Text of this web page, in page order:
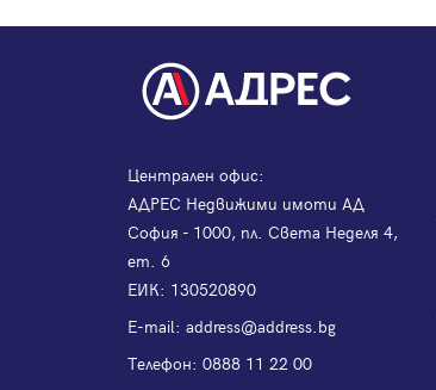
Централен офис:
АДРЕС Недвижими имоти АД
София - 1000, пл. Света Неделя 4,
ет. 6
ЕИК: 130520890
Е-mail: address@address.bg
Телефон: 0888 11 22 00